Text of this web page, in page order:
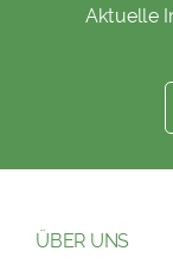
Aktuelle
ÜBER UNS